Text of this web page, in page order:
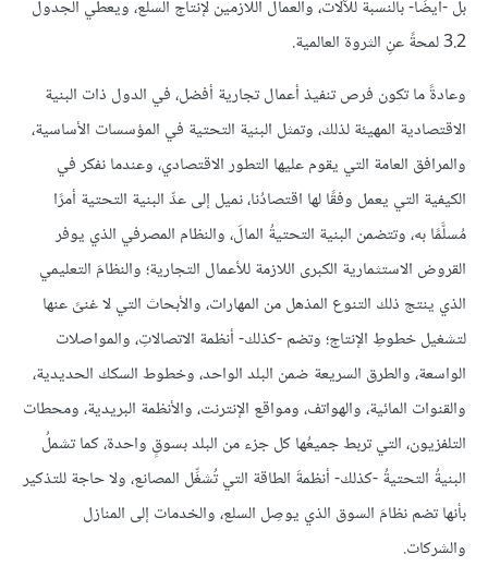
بل -أيضًا- بالنسبة للآلات، والعمال اللازمين لإنتاج السلع، ويعطي الجدول
3.2 لمحةً عنِ الثروة العالمية.
وعادةً ما تكون فرص تنفيذ أعمال تجارية أفضل، في الدول ذات البنية
الاقتصادية المهيئة لذلك، وتمثل البنية التحتية في المؤسسات الأساسية،
والمرافق العامة التي يقوم عليها التطور الاقتصادي، وعندما نفكر في
الكيفية التي يعمل وفقًا لها اقتصادُنا، نميل إلى عدِّ البنية التحتية أمرًا
مُسلَّمًا به، وتتضمن البنية التحتيةُ المالَ، والنظام المصرفي الذي يوفر
القروض الاستثمارية الكبرى اللازمة للأعمال التجارية؛ والنظامَ التعليمي
الذي ينتج ذلك التنوع المذهل من المهارات، والأبحاث التي لا غنىً عنها
لتشغيل خطوطِ الإنتاج؛ وتضم -كذلك- أنظمة الاتصالاتِ، والمواصلات
الواسعة، والطرق السريعة ضمن البلد الواحد، وخطوط السكك الحديدية،
والقنوات المائية، والهواتف، ومواقع الإنترنت، والأنظمة البريدية، ومحطات
التلفزيون، التي تربط جميعُها كل جزء من البلد بسوقٍ واحدة، كما تشملُ
البنيةُ التحتيةُ -كذلك- أنظمةَ الطاقة التي تُشغِّل المصانع، ولا حاجة للتذكير
بأنها تضم نظامَ السوق الذي يوصِل السلع، والخدمات إلى المنازل
والشركات.